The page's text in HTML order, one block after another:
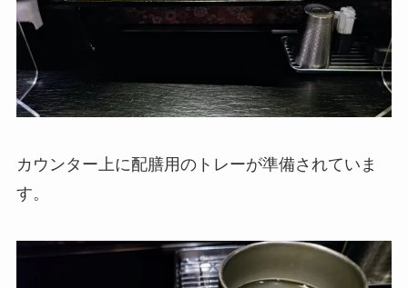
カウンター上に配膳用のトレーが準備されていま
す。